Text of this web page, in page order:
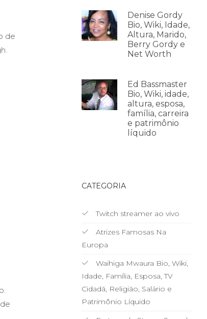
de
Denise Gordy
Bio, Wiki, Idade,
Altura, Marido,
Berry Gordy e
Net Worth
Ed Bassmaster
Bio, Wiki, idade,
altura, esposa,
família, carreira
e patrimônio
líquido
CATEGORIA
Twitch streamer ao vivo
Atrizes Famosas Na
Europa
Waihiga Mwaura Bio, Wiki,
Idade, Família, Esposa, TV
Cidadã, Religião, Salário e
Patrimônio Líquido